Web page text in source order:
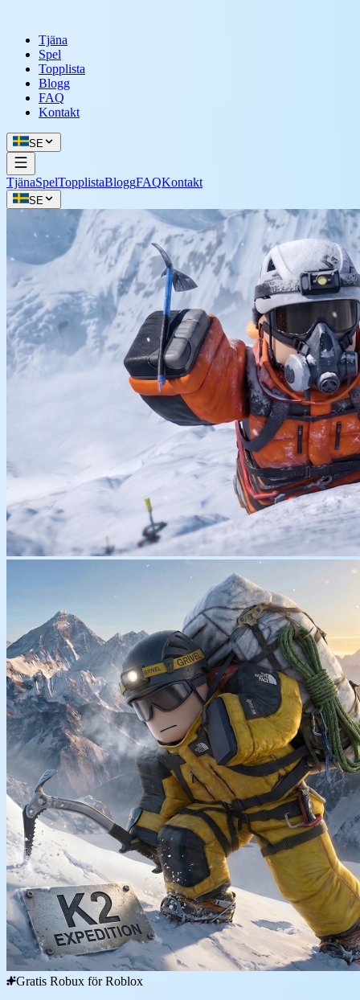
Tjäna
Spel
Topplista
Blogg
FAQ
Kontakt
SE
TjänaSpelTopplistaBloggFAQKontakt
SE
Gratis Robux för Roblox